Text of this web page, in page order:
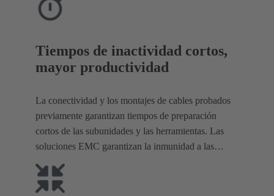
Tiempos de inactividad cortos,
mayor productividad
La conectividad y los montajes de cables probados
previamente garantizan tiempos de preparación
cortos de las subunidades y las herramientas. Las
soluciones EMC garantizan la inmunidad a las
interferencias electromagnéticas.